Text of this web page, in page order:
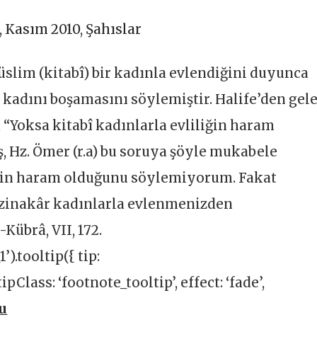
, Kasım 2010, Şahıslar
(kitabî) bir kadınla evlendiğini duyunca
boşamasını söylemiştir. Halife’den
kitabî kadınlarla evliliğin haram
Ömer (r.a) bu soruya şöyle mukabele
haram olduğunu söylemiyorum. Fakat
kadınlarla evlenmenizden
VII, 172.
tip:
‘footnote_tooltip’, effect: ‘fade’,